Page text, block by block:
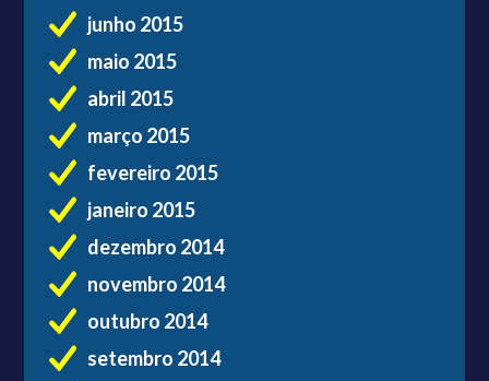
junho 2015
maio 2015
abril 2015
março 2015
fevereiro 2015
janeiro 2015
dezembro 2014
novembro 2014
outubro 2014
setembro 2014